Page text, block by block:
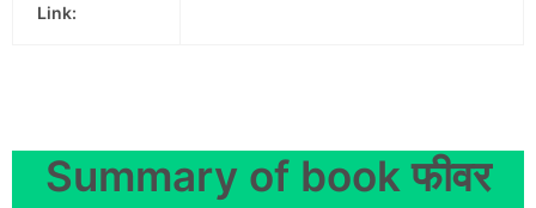
Link:
Summary of book फीवर